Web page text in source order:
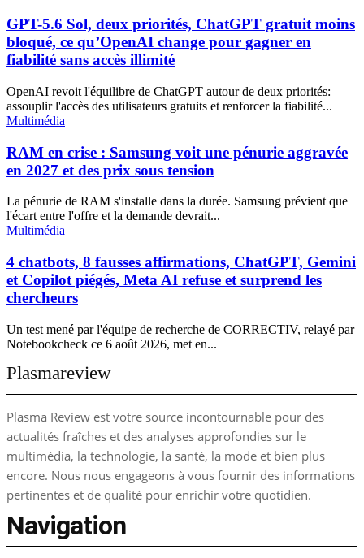
GPT-5.6 Sol, deux priorités, ChatGPT gratuit moins
bloqué, ce qu’OpenAI change pour gagner en
fiabilité sans accès illimité
OpenAI revoit l'équilibre de ChatGPT autour de deux priorités:
assouplir l'accès des utilisateurs gratuits et renforcer la fiabilité...
Multimédia
RAM en crise : Samsung voit une pénurie aggravée
en 2027 et des prix sous tension
La pénurie de RAM s'installe dans la durée. Samsung prévient que
l'écart entre l'offre et la demande devrait...
Multimédia
4 chatbots, 8 fausses affirmations, ChatGPT, Gemini
et Copilot piégés, Meta AI refuse et surprend les
chercheurs
Un test mené par l'équipe de recherche de CORRECTIV, relayé par
Notebookcheck ce 6 août 2026, met en...
Plasmareview
Plasma Review est votre source incontournable pour des
actualités fraîches et des analyses approfondies sur le
multimédia, la technologie, la santé, la mode et bien plus
encore. Nous nous engageons à vous fournir des informations
pertinentes et de qualité pour enrichir votre quotidien.
Navigation